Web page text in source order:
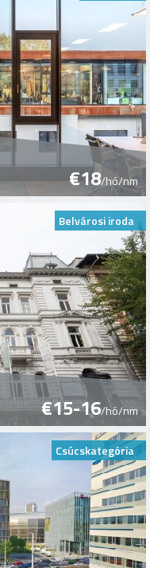
€18/hó/nm
Belvárosi iroda
€15-16/hó/nm
Csúcskategória